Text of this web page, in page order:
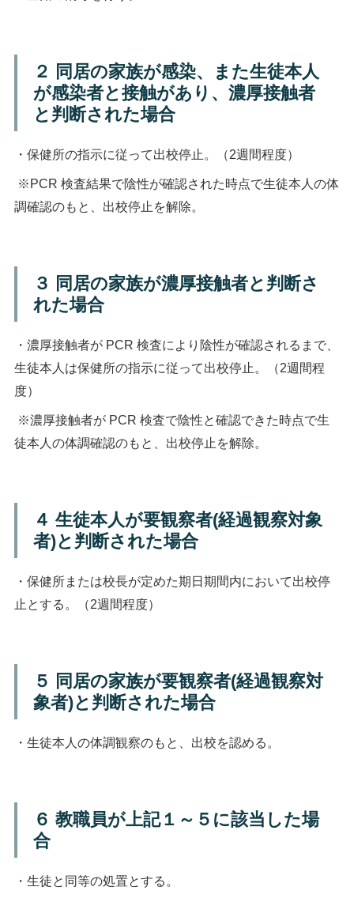
２ 同居の家族が感染、また生徒本人
が感染者と接触があり、濃厚接触者
と判断された場合
・保健所の指示に従って出校停止。（2週間程度）
※ PCR 検査結果で陰性が確認された時点で生徒本人の体
調確認のもと、出校停止を解除。
３ 同居の家族が濃厚接触者と判断さ
れた場合
・濃厚接触者がPCR 検査により陰性が確認されるまで、
生徒本人は保健所の指示に従って出校停止。（2週間程
度）
※濃厚接触者がPCR 検査で陰性と確認できた時点で生
徒本人の体調確認のもと、出校停止を解除。
４ 生徒本人が要観察者(経過観察対象
者)と判断された場合
・保健所または校長が定めた期日期間内において出校停
止とする。（2週間程度）
５ 同居の家族が要観察者(経過観察対
象者)と判断された場合
・生徒本人の体調観察のもと、出校を認める。
６ 教職員が上記１～５に該当した場
合
・生徒と同等の処置とする。